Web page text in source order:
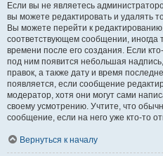
Если вы не являетесь
вы можете редактировать и удалять
Вы можете перейти к
соответствующем сообщении, иногда
времени после его создания. Если
под ним появится небольшая
правок, а также дату и время
появляется, если сообщение
модератор, хотя они могут сами
своему усмотрению. Учтите, что
сообщение, если на него уже кто-то
Вернуться к началу